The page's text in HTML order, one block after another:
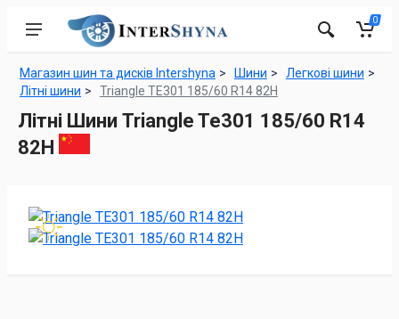
0
Магазин шин та дисків Intershyna Шини
Легкові шини
Літні шини
Triangle TE301 185/60 R14 82H
Літні Шини Triangle Te301 185/60 R14
82H